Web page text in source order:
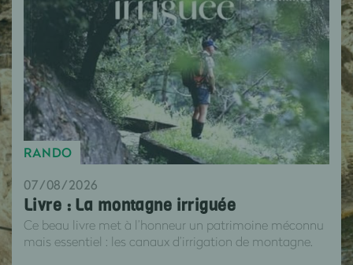
RANDO
07/08/2026
Livre : La montagne irriguée
Ce beau livre met à l’honneur un patrimoine méconnu
mais essentiel : les canaux d’irrigation de montagne.